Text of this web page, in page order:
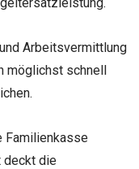
Arbeitsvermittlung
möglichst schnell
Familienkasse
deckt die